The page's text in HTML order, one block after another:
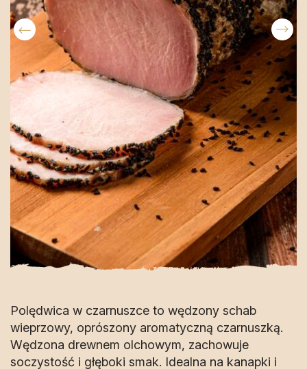
Polędwica w czarnuszce to wędzony schab
wieprzowy, oprószony aromatyczną czarnuszką.
Wędzona drewnem olchowym, zachowuje
soczystość i głęboki smak. Idealna na kanapki i